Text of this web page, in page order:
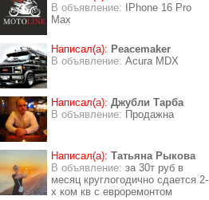
В объявление:
IPhone 16 Pro
Max
Написал(а): Peacemaker
В объявление: Acura MDX
Написал(а): Джубли Тарба
В объявление: Продажна
Написал(а): Татьяна Рыкова
В объявление: за 30т руб в
месяц круглогодично сдается 2-
х ком кв с евроремонтом